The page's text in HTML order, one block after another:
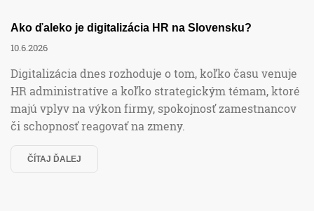
Ročné zúčtovanie
Sociálne poistenie
Ako ďaleko je digitalizácia HR na Slovensku?
10.6.2026
Digitalizácia dnes rozhoduje o tom, koľko času venuje
HR administratíve a koľko strategickým témam, ktoré
majú vplyv na výkon firmy, spokojnosť zamestnancov
či schopnosť reagovať na zmeny.
ČÍTAJ ĎALEJ